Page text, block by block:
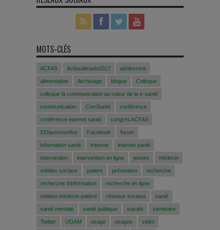
MOTS-CLÉS
ACFAS Acfasalimado2017 adolescent
alimentation Archivage blogue Colloque
colloque la communication au coeur de la e-santé
communication ComSanté conférence
conférence internet santé congrès ACFAS
EEfaussesinfos Facebook forum
information santé Internet internet santé
intervention intervention en ligne jeunes médecin
médias sociaux patient prévention recherche
recherche d'information recherche en ligne
relation médecin-patient réseaux sociaux santé
santé mentale santé publique suicide séminaire
Twitter UQAM usage usages vidéo